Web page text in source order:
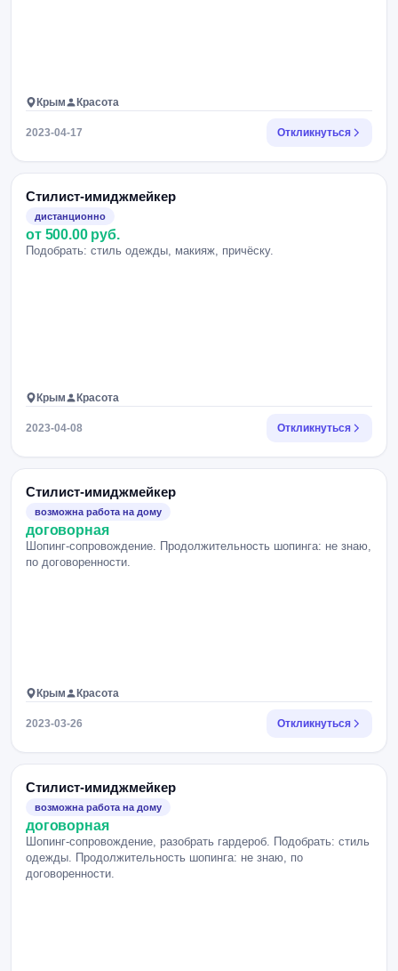
Крым Красота
2023-04-17 Откликнуться
Стилист-имиджмейкер
дистанционно
от 500.00 руб.
Подобрать: стиль одежды, макияж, причёску.
Крым Красота
2023-04-08 Откликнуться
Стилист-имиджмейкер
возможна работа на дому
договорная
Шопинг-сопровождение. Продолжительность шопинга: не знаю,
по договоренности.
Крым Красота
2023-03-26 Откликнуться
Стилист-имиджмейкер
возможна работа на дому
договорная
Шопинг-сопровождение, разобрать гардероб. Подобрать: стиль
одежды. Продолжительность шопинга: не знаю, по
договоренности.